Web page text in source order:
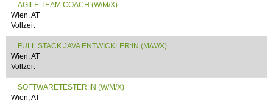
AGILE TEAM COACH (W/M/X)
Wien, AT
Vollzeit
FULL STACK JAVA ENTWICKLER:IN (M/W/X)
Wien, AT
Vollzeit
SOFTWARETESTER:IN (W/M/X)
Wien, AT